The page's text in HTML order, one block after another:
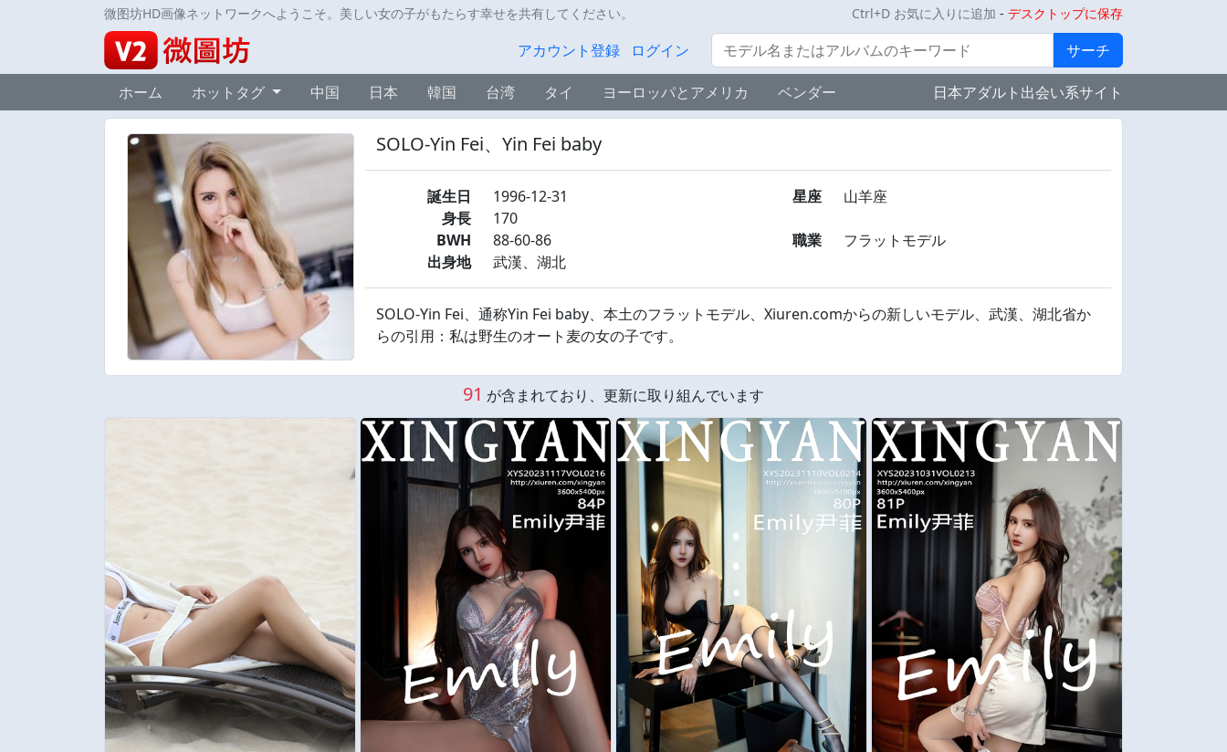
微图坊HD画像ネットワークへようこそ。美しい女の子がもたらす幸せを共有してください。 Ctrl+D お気に入りに追加 - デスクトップに保存
アカウント登録 ログイン サーチ サーチ
ホーム ホットタグ 中国 日本 韓国 台湾 タイ ヨーロッパとアメリカ ベンダー 日本アダルト出会い系サイト
SOLO-Yin Fei、Yin Fei baby
誕生日
1996-12-31
身長
170
BWH
88-60-86
出身地
武漢、湖北
星座 山羊座
職業 フラットモデル
SOLO-Yin Fei、通称Yin Fei baby、本土のフラットモデル、Xiuren.comからの新しいモデル、武漢、湖北省か
らの引用：私は野生のオート麦の女の子です。
91 が含まれており、更新に取り組んでいます